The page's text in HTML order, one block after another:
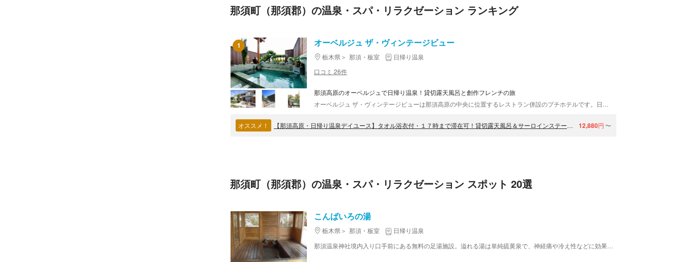
那須町（那須郡）の温泉・スパ・リラクゼーション ランキング
1 オーベルジュ ザ・ヴィンテージビュー
栃木県 那須・板室
日帰り温泉
口コミ 26件
那須高原のオーベルジュで日帰り温泉！貸切露天風呂と創作フレンチの旅
オススメ！ 【那須高原・日帰り温泉デイユース】タオル浴衣付・１７時まで滞在可！貸切露天風呂＆サーロインステーキランチプラン 12,880円 〜
那須町（那須郡）の温泉・スパ・リラクゼーション スポット 20選
こんばいろの湯
栃木県 那須・板室
日帰り温泉